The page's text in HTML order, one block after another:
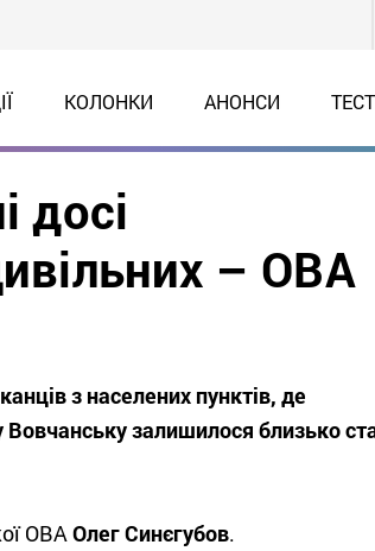
КОЛОНКИ АНОНСИ
досі
– ОВА
з населених пунктів, де
Вовчанську залишилося близько
ОВАОлег Синєгубов.